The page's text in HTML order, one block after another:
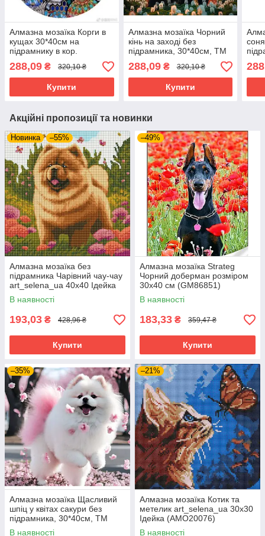
Алмазна мозаїка Корги в
кущах 30*40см на
підрамнику в кор.
31*41*25см ТМ Dreamtoys
Dreamtoys (H8775 корги)
288,09 ₴ 320,10 ₴
Купити
Алмазна мозаїка Чорний
кінь на заході без
підрамника, 30*40см, ТМ
Dreamtoys (S30008)
288,09₴ 320,10 ₴
Купити
Акційні пропозиції та новинки
Новинка –55%
Алмазна мозаїка без
підрамника Чарівний чау-чау
art_selena_ua 40х40 Ідейка
(AMC7838)
В наявності
193,03 ₴ 428,96 ₴
Купити
–49%
Алмазна мозаїка Strateg
Чорний доберман розміром
30х40 см (GM86851)
В наявності
183,33 ₴ 359,47 ₴
Купити
–35%
Алмазна мозаїка Щасливий
шпіц у квітах сакури без
підрамника, 30*40см, ТМ
Dreamtoys (S30029)
В наявності
–21%
Алмазна мозаїка Котик та
метелик art_selena_ua 30х30
Ідейка (AMO20076)
В наявності